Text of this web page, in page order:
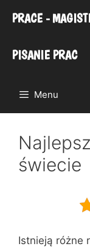
PRACE -
PISANIE PRAC
Menu
świecie
Istnieją różne